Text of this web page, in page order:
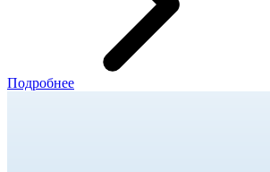
Подробнее